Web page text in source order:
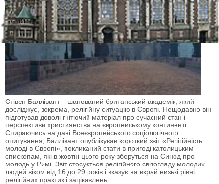
Стівен Баллівант – шанований британський академік, який
досліджує, зокрема, релігійну ситуацію в Європі. Нещодавно він
підготував доволі гнітючий матеріал про сучасний стан і
перспективи християнства на європейському континенті.
Спираючись на дані Всеєвропейського соціологічного
опитування, Баллівант опублікував короткий звіт «Релігійність
молоді в Європі», покликаний стати в пригоді католицьким
єпископам, які в жовтні цього року зберуться на Синод про
молодь у Римі. Звіт стосується релігійного світогляду молодих
людей віком від 16 до 29 років і вказує на вкрай низькі рівні
релігійних практик і зацікавлень.